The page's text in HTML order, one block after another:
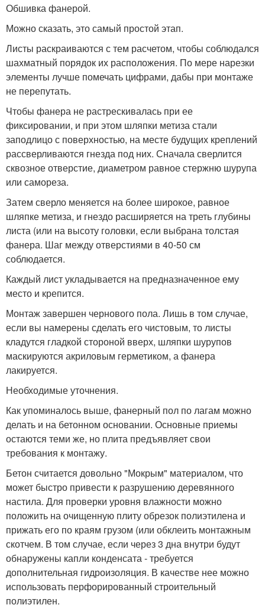
Обшивка фанерой.
Можно сказать, это самый простой этап.
Листы раскраиваются с тем расчетом, чтобы соблюдался
шахматный порядок их расположения. По мере нарезки
элементы лучше помечать цифрами, дабы при монтаже
не перепутать.
Чтобы фанера не растрескивалась при ее
фиксировании, и при этом шляпки метиза стали
заподлицо с поверхностью, на месте будущих креплений
рассверливаются гнезда под них. Сначала сверлится
сквозное отверстие, диаметром равное стержню шурупа
или самореза.
Затем сверло меняется на более широкое, равное
шляпке метиза, и гнездо расширяется на треть глубины
листа (или на высоту головки, если выбрана толстая
фанера. Шаг между отверстиями в 40-50 см
соблюдается.
Каждый лист укладывается на предназначенное ему
место и крепится.
Монтаж завершен чернового пола. Лишь в том случае,
если вы намерены сделать его чистовым, то листы
кладутся гладкой стороной вверх, шляпки шурупов
маскируются акриловым герметиком, а фанера
лакируется.
Необходимые уточнения.
Как упоминалось выше, фанерный пол по лагам можно
делать и на бетонном основании. Основные приемы
остаются теми же, но плита предъявляет свои
требования к монтажу.
Бетон считается довольно "Мокрым" материалом, что
может быстро привести к разрушению деревянного
настила. Для проверки уровня влажности можно
положить на очищенную плиту обрезок полиэтилена и
прижать его по краям грузом (или обклеить монтажным
скотчем. В том случае, если через 3 дна внутри будут
обнаружены капли конденсата - требуется
дополнительная гидроизоляция. В качестве нее можно
использовать перфорированный строительный
полиэтилен.